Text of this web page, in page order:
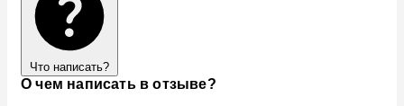
Что написать?
О чем написать в отзыве?